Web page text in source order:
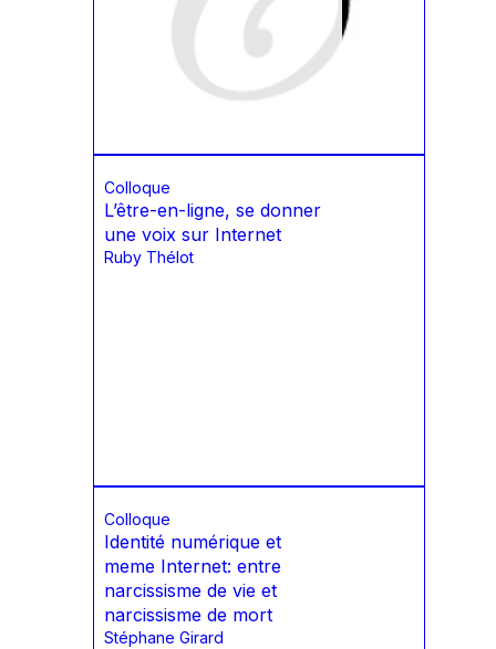
Colloque
L’être-en-ligne, se donner
une voix sur Internet
Ruby Thélot
Colloque
Identité numérique et
meme Internet: entre
narcissisme de vie et
narcissisme de mort
Stéphane Girard